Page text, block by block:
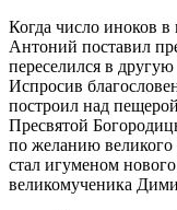
Когда число иноков в
Антоний поставил
переселился в
Испросив
построил над
Пресвятой
по желанию великого
стал игуменом
великомученика